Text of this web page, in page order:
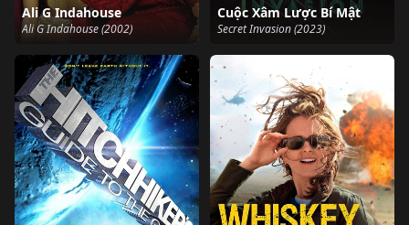
Ali G Indahouse
Ali G Indahouse (2002)
Cuộc Xâm Lược Bí Mật
Secret Invasion (2023)